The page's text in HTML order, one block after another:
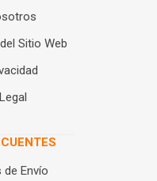
Sitio Web
Envío